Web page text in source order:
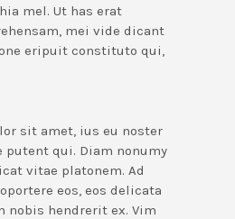
mel. Ut has erat
mei vide dicant
eripuit constituto qui,
sit amet, ius eu noster
putent qui. Diam nonumy
vitae platonem. Ad
eos, eos delicata
nobis hendrerit ex. Vim